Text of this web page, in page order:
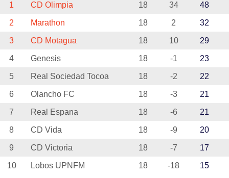
1 CD Olimpia 18 34 48
2 Marathon 18 2 32
3 CD Motagua 18 10 29
4 Genesis 18 -1 23
5 Real Sociedad Tocoa 18 -2 22
6 Olancho FC 18 -3 21
7 Real Espana 18 -6 21
8 CD Vida 18 -9 20
9 CD Victoria 18 -7 17
10 Lobos UPNFM 18 -18 15